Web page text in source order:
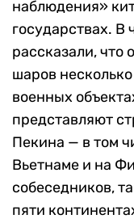
наблюдения»
государствах. В
рассказали, что
шаров
военных
представляют
Пекина — в том
Вьетнаме и на
собеседников,
пяти